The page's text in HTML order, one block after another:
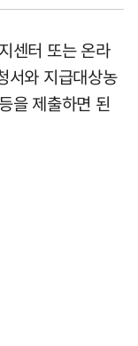
센터 또는 온라
서와 지급대상농
을 제출하면 된